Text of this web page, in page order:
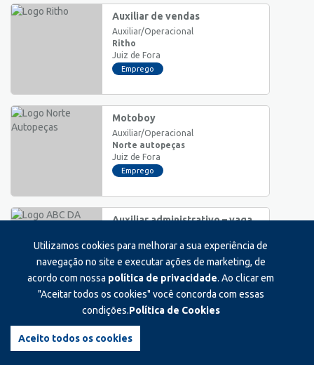
Auxiliar de vendas
Auxiliar/Operacional
Ritho
Juiz de Fora
Emprego
Motoboy
Auxiliar/Operacional
Norte autopeças
Juiz de Fora
Emprego
Auxiliar administrativo – vaga
deficiência (pcd)
Auxiliar/Operacional
Abc da construção
Juiz de Fora
Emprego
Pleno
Utilizamos cookies para melhorar a sua experiência de
navegação no site e executar ações de marketing, de
acordo com nossa política de privacidade. Ao clicar em
"Aceitar todos os cookies" você concorda com essas
condições.Política de Cookies
Aceito todos os cookies